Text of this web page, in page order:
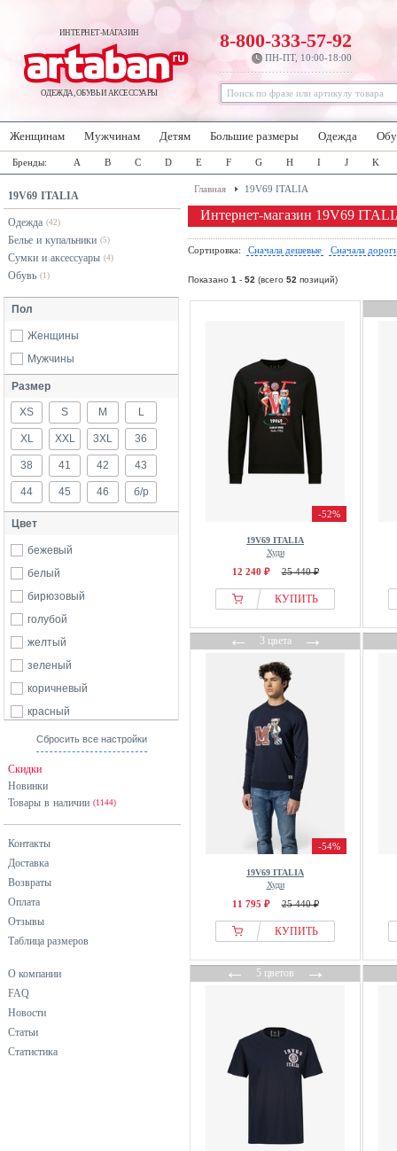
ИНТЕРНЕТ-МАГАЗИН
ОДЕЖДА, ОБУВЬ И АКСЕССУАРЫ
8-800-333-57-92
ПН-ПТ, 10:00-18:00
Женщинам Мужчинам Детям Большие размеры Одежда
Бренды: A B C D E F G H I J K
19V69 ITALIA
Одежда (42)
Белье и купальники (5)
Сумки и аксессуары (4)
Обувь (1)
Пол
Женщины
Мужчины
Размер
XS S M L
XL XXL 3XL 36
38 41 42 43
44 45 46 б/р
Цвет
бежевый
белый
бирюзовый
голубой
желтый
зеленый
коричневый
красный
розовый
черный
Сбросить все настройки
Скидки
Новинки
Товары в наличии (1144)
Контакты
Доставка
Возвраты
Оплата
Отзывы
Таблица размеров
О компании
FAQ
Новости
Статьи
Статистика
Главная 19V69 ITALIA
Интернет-магазин 19V69
Сортировка: Сначала дешевые Сначала
Показано 1 - 52 (всего 52 позиций)
-52%
19V69 ITALIA
Худи
12 240 ₽ 25 440 ₽
КУПИТЬ
←3 цвета→
-54%
19V69 ITALIA
Худи
11 795 ₽ 25 440 ₽
КУПИТЬ
←5 цветов→